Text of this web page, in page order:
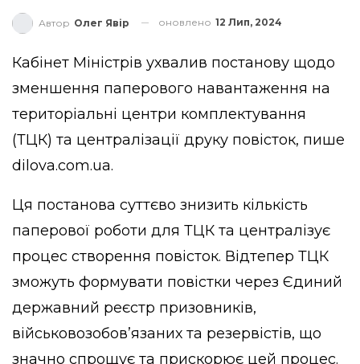
Автор Олег Явір оновлено 12 Лип, 2024
Кабінет Міністрів ухвалив постанову щодо
зменшення паперового навантаження на
територіальні центри комплектування
(ТЦК) та централізації друку повісток, пише
dilova.com.ua.
Ця постанова суттєво знизить кількість
паперової роботи для ТЦК та централізує
процес створення повісток. Відтепер ТЦК
зможуть формувати повістки через Єдиний
державний реєстр призовників,
військовозобов’язаних та резервістів, що
значно спрощує та прискорює цей процес.